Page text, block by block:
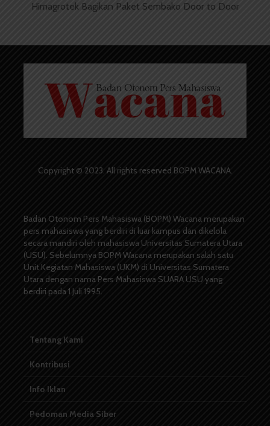
Himagrotek Bagikan Paket Sembako Door to Door
Copyright © 2023. All rights reserved BOPM WACANA.
Badan Otonom Pers Mahasiswa (BOPM) Wacana merupakan
pers mahasiswa yang berdiri di luar kampus dan dikelola
secara mandiri oleh mahasiswa Universitas Sumatera Utara
(USU). Sebelumnya BOPM Wacana merupakan salah satu
Unit Kegiatan Mahasiswa (UKM) di Universitas Sumatera
Utara dengan nama Pers Mahasiswa SUARA USU yang
berdiri pada 1 Juli 1995.
Tentang Kami
Kontribusi
Info Iklan
Pedoman Media Siber